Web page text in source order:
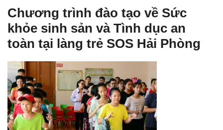
Chương trình đào tạo về Sức
khỏe sinh sản và Tình dục an
toàn tại làng trẻ SOS Hải Phòng